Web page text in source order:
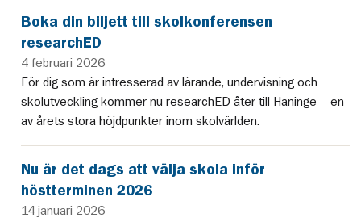
Boka din biljett till skolkonferensen
researchED
4 februari 2026
För dig som är intresserad av lärande, undervisning och
skolutveckling kommer nu researchED åter till Haninge – en
av årets stora höjdpunkter inom skolvärlden.
Nu är det dags att välja skola inför
höstterminen 2026
14 januari 2026